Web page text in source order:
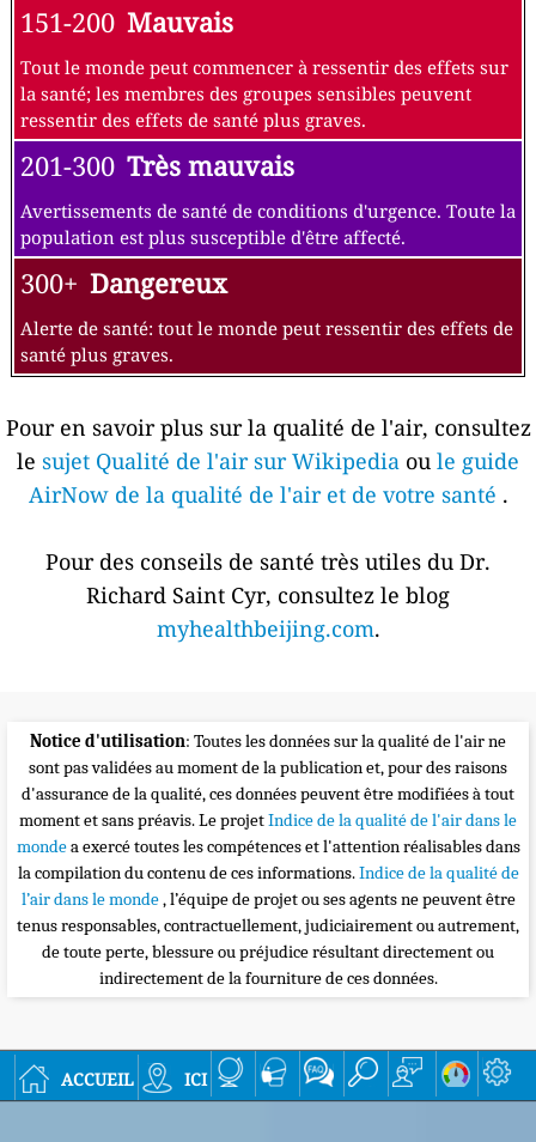
151-200 Mauvais
Tout le monde peut commencer à ressentir des effets sur
la santé; les membres des groupes sensibles peuvent
ressentir des effets de santé plus graves.
201-300 Très mauvais
Avertissements de santé de conditions d'urgence. Toute la
population est plus susceptible d'être affecté.
300+ Dangereux
Alerte de santé: tout le monde peut ressentir des effets de
santé plus graves.
Pour en savoir plus sur la qualité de l'air, consultez
le sujet Qualité de l'air sur Wikipedia ou le guide
AirNow de la qualité de l'air et de votre santé .
Pour des conseils de santé très utiles du Dr.
Richard Saint Cyr, consultez le blog
myhealthbeijing.com.
Notice d'utilisation: Toutes les données sur la qualité de l'air ne
sont pas validées au moment de la publication et, pour des raisons
d'assurance de la qualité, ces données peuvent être modifiées à tout
moment et sans préavis. Le projetIndice de la qualité de l'air dans le
mondea exercé toutes les compétences et l'attention réalisables dans
la compilation du contenu de ces informations.Indice de la qualité de
l’air dans le monde , l’équipe de projet ou ses agents ne peuvent être
tenus responsables, contractuellement, judiciairement ou autrement,
de toute perte, blessure ou préjudice résultant directement ou
indirectement de la fourniture de ces données.
accueil ici